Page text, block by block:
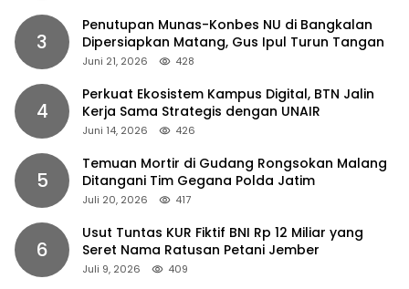
3
Penutupan Munas-Konbes NU di Bangkalan
Dipersiapkan Matang, Gus Ipul Turun Tangan
Juni 21, 2026 428
4
Perkuat Ekosistem Kampus Digital, BTN Jalin
Kerja Sama Strategis dengan UNAIR
Juni 14, 2026 426
5
Temuan Mortir di Gudang Rongsokan Malang
Ditangani Tim Gegana Polda Jatim
Juli 20, 2026 417
6
Usut Tuntas KUR Fiktif BNI Rp 12 Miliar yang
Seret Nama Ratusan Petani Jember
Juli 9, 2026 409